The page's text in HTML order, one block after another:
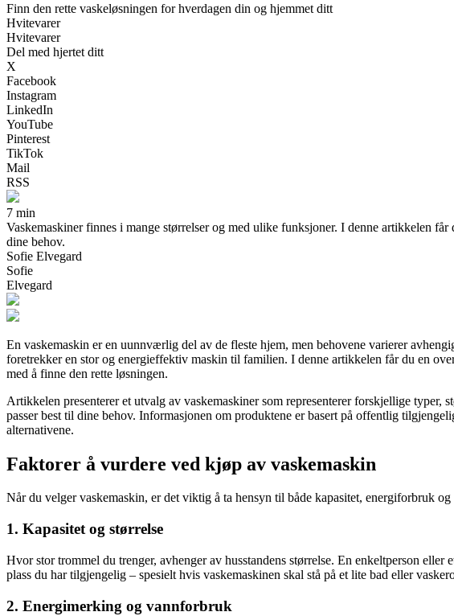
Finn den rette vaskeløsningen for hverdagen din og hjemmet ditt
Hvitevarer
Hvitevarer
Del med hjertet ditt
X
Facebook
Instagram
LinkedIn
YouTube
Pinterest
TikTok
Mail
RSS
7 min
Vaskemaskiner finnes i mange størrelser og med ulike funksjoner. I denne artikkelen
dine behov.
Sofie Elvegard
Sofie
Elvegard
En vaskemaskin er en uunnværlig del av de fleste hjem, men behovene varierer
foretrekker en stor og energieffektiv maskin til familien. I denne artikkelen får du en
med å finne den rette løsningen.
Artikkelen presenterer et utvalg av vaskemaskiner som representerer forskjellige
passer best til dine behov. Informasjonen om produktene er basert på offentlig
alternativene.
Faktorer å vurdere ved kjøp av vaskemaskin
Når du velger vaskemaskin, er det viktig å ta hensyn til både kapasitet, energiforbruk
1. Kapasitet og størrelse
Hvor stor trommel du trenger, avhenger av husstandens størrelse. En enkeltperson
plass du har tilgjengelig – spesielt hvis vaskemaskinen skal stå på et lite bad eller
2. Energimerking og vannforbruk